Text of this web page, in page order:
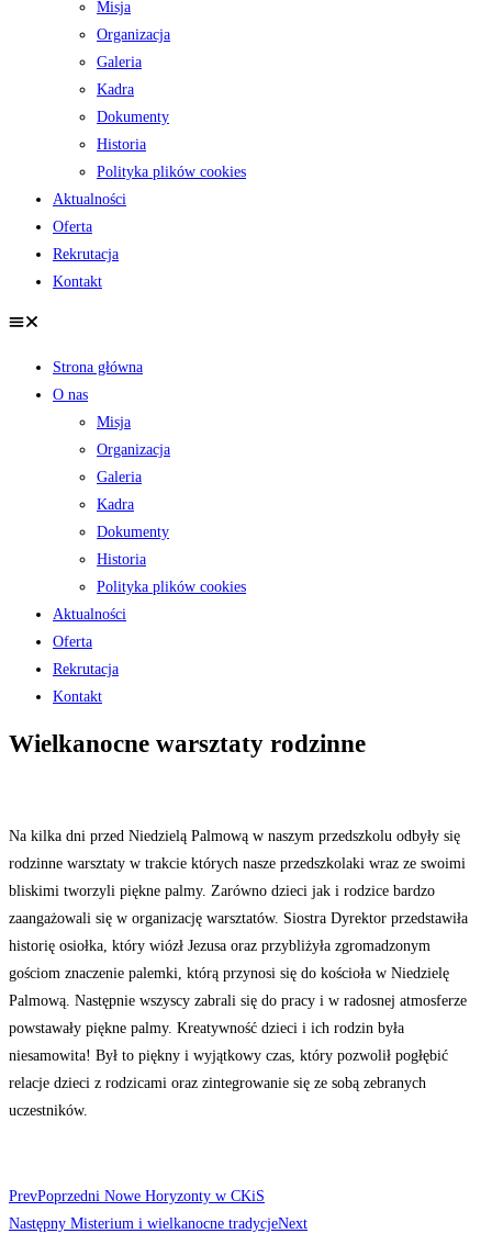
Misja
Organizacja
Galeria
Kadra
Dokumenty
Historia
Polityka plików cookies
Aktualności
Oferta
Rekrutacja
Kontakt
Strona główna
O nas
Misja
Organizacja
Galeria
Kadra
Dokumenty
Historia
Polityka plików cookies
Aktualności
Oferta
Rekrutacja
Kontakt
Wielkanocne warsztaty rodzinne
Na kilka dni przed Niedzielą Palmową w naszym przedszkolu odbyły się
rodzinne warsztaty w trakcie których nasze przedszkolaki wraz ze swoimi
bliskimi tworzyli piękne palmy. Zarówno dzieci jak i rodzice bardzo
zaangażowali się w organizację warsztatów. Siostra Dyrektor przedstawiła
historię osiołka, który wiózł Jezusa oraz przybliżyła zgromadzonym
gościom znaczenie palemki, którą przynosi się do kościoła w Niedzielę
Palmową. Następnie wszyscy zabrali się do pracy i w radosnej atmosferze
powstawały piękne palmy. Kreatywność dzieci i ich rodzin była
niesamowita! Był to piękny i wyjątkowy czas, który pozwolił pogłębić
relacje dzieci z rodzicami oraz zintegrowanie się ze sobą zebranych
uczestników.
PrevPoprzedni Nowe Horyzonty w CKiS
Następny Misterium i wielkanocne tradycjeNext